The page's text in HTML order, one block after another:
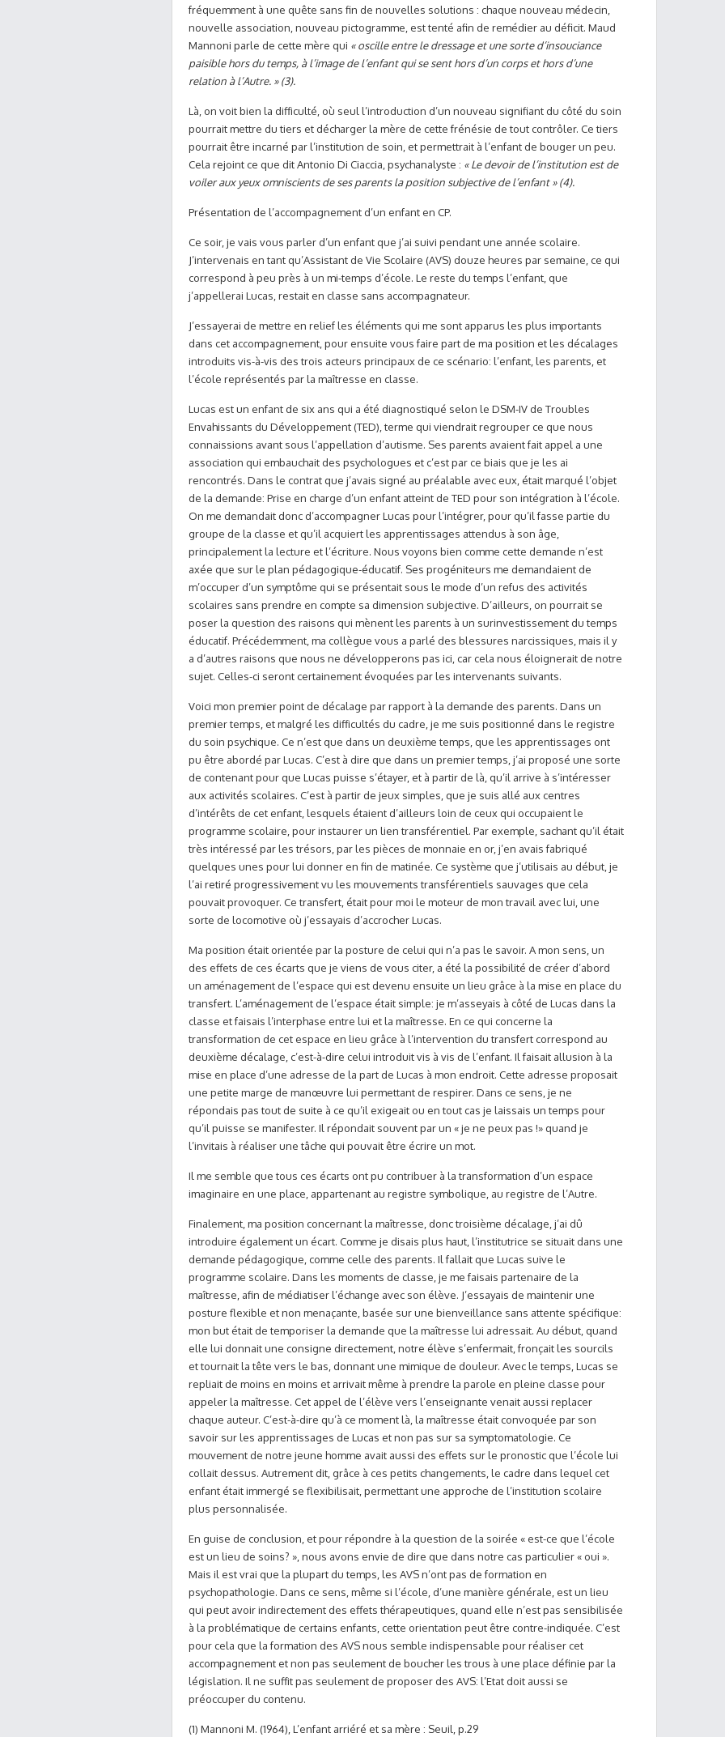
fréquemment à une quête sans fin de nouvelles solutions : chaque nouveau médecin,
nouvelle association, nouveau pictogramme, est tenté afin de remédier au déficit. Maud
Mannoni parle de cette mère qui « oscille entre le dressage et une sorte d’insouciance
paisible hors du temps, à l’image de l’enfant qui se sent hors d’un corps et hors d’une
relation à l’Autre. » (3).
Là, on voit bien la difficulté, où seul l’introduction d’un nouveau signifiant du côté du soin
pourrait mettre du tiers et décharger la mère de cette frénésie de tout contrôler. Ce tiers
pourrait être incarné par l’institution de soin, et permettrait à l’enfant de bouger un peu.
Cela rejoint ce que dit Antonio Di Ciaccia, psychanalyste : « Le devoir de l’institution est de
voiler aux yeux omniscients de ses parents la position subjective de l’enfant » (4).
Présentation de l’accompagnement d’un enfant en CP.
Ce soir, je vais vous parler d’un enfant que j’ai suivi pendant une année scolaire.
J’intervenais en tant qu’Assistant de Vie Scolaire (AVS) douze heures par semaine, ce qui
correspond à peu près à un mi-temps d’école. Le reste du temps l’enfant, que
j’appellerai Lucas, restait en classe sans accompagnateur.
J’essayerai de mettre en relief les éléments qui me sont apparus les plus importants
dans cet accompagnement, pour ensuite vous faire part de ma position et les décalages
introduits vis-à-vis des trois acteurs principaux de ce scénario: l’enfant, les parents, et
l’école représentés par la maîtresse en classe.
Lucas est un enfant de six ans qui a été diagnostiqué selon le DSM-IV de Troubles
Envahissants du Développement (TED), terme qui viendrait regrouper ce que nous
connaissions avant sous l’appellation d’autisme. Ses parents avaient fait appel a une
association qui embauchait des psychologues et c’est par ce biais que je les ai
rencontrés. Dans le contrat que j’avais signé au préalable avec eux, était marqué l’objet
de la demande: Prise en charge d’un enfant atteint de TED pour son intégration à l’école.
On me demandait donc d’accompagner Lucas pour l’intégrer, pour qu’il fasse partie du
groupe de la classe et qu’il acquiert les apprentissages attendus à son âge,
principalement la lecture et l’écriture. Nous voyons bien comme cette demande n’est
axée que sur le plan pédagogique-éducatif. Ses progéniteurs me demandaient de
m’occuper d’un symptôme qui se présentait sous le mode d’un refus des activités
scolaires sans prendre en compte sa dimension subjective. D’ailleurs, on pourrait se
poser la question des raisons qui mènent les parents à un surinvestissement du temps
éducatif. Précédemment, ma collègue vous a parlé des blessures narcissiques, mais il y
a d’autres raisons que nous ne développerons pas ici, car cela nous éloignerait de notre
sujet. Celles-ci seront certainement évoquées par les intervenants suivants.
Voici mon premier point de décalage par rapport à la demande des parents. Dans un
premier temps, et malgré les difficultés du cadre, je me suis positionné dans le registre
du soin psychique. Ce n’est que dans un deuxième temps, que les apprentissages ont
pu être abordé par Lucas. C’est à dire que dans un premier temps, j’ai proposé une sorte
de contenant pour que Lucas puisse s’étayer, et à partir de là, qu’il arrive à s’intéresser
aux activités scolaires. C’est à partir de jeux simples, que je suis allé aux centres
d’intérêts de cet enfant, lesquels étaient d’ailleurs loin de ceux qui occupaient le
programme scolaire, pour instaurer un lien transférentiel. Par exemple, sachant qu’il était
très intéressé par les trésors, par les pièces de monnaie en or, j’en avais fabriqué
quelques unes pour lui donner en fin de matinée. Ce système que j’utilisais au début, je
l’ai retiré progressivement vu les mouvements transférentiels sauvages que cela
pouvait provoquer. Ce transfert, était pour moi le moteur de mon travail avec lui, une
sorte de locomotive où j’essayais d’accrocher Lucas.
Ma position était orientée par la posture de celui qui n’a pas le savoir. A mon sens, un
des effets de ces écarts que je viens de vous citer, a été la possibilité de créer d’abord
un aménagement de l’espace qui est devenu ensuite un lieu grâce à la mise en place du
transfert. L’aménagement de l’espace était simple: je m’asseyais à côté de Lucas dans la
classe et faisais l’interphase entre lui et la maîtresse. En ce qui concerne la
transformation de cet espace en lieu grâce à l’intervention du transfert correspond au
deuxième décalage, c’est-à-dire celui introduit vis à vis de l’enfant. Il faisait allusion à la
mise en place d’une adresse de la part de Lucas à mon endroit. Cette adresse proposait
une petite marge de manœuvre lui permettant de respirer. Dans ce sens, je ne
répondais pas tout de suite à ce qu’il exigeait ou en tout cas je laissais un temps pour
qu’il puisse se manifester. Il répondait souvent par un « je ne peux pas !» quand je
l’invitais à réaliser une tâche qui pouvait être écrire un mot.
Il me semble que tous ces écarts ont pu contribuer à la transformation d’un espace
imaginaire en une place, appartenant au registre symbolique, au registre de l’Autre.
Finalement, ma position concernant la maîtresse, donc troisième décalage, j’ai dû
introduire également un écart. Comme je disais plus haut, l’institutrice se situait dans une
demande pédagogique, comme celle des parents. Il fallait que Lucas suive le
programme scolaire. Dans les moments de classe, je me faisais partenaire de la
maîtresse, afin de médiatiser l’échange avec son élève. J’essayais de maintenir une
posture flexible et non menaçante, basée sur une bienveillance sans attente spécifique:
mon but était de temporiser la demande que la maîtresse lui adressait. Au début, quand
elle lui donnait une consigne directement, notre élève s’enfermait, fronçait les sourcils
et tournait la tête vers le bas, donnant une mimique de douleur. Avec le temps, Lucas se
repliait de moins en moins et arrivait même à prendre la parole en pleine classe pour
appeler la maîtresse. Cet appel de l’élève vers l’enseignante venait aussi replacer
chaque auteur. C’est-à-dire qu’à ce moment là, la maîtresse était convoquée par son
savoir sur les apprentissages de Lucas et non pas sur sa symptomatologie. Ce
mouvement de notre jeune homme avait aussi des effets sur le pronostic que l’école lui
collait dessus. Autrement dit, grâce à ces petits changements, le cadre dans lequel cet
enfant était immergé se flexibilisait, permettant une approche de l’institution scolaire
plus personnalisée.
En guise de conclusion, et pour répondre à la question de la soirée « est-ce que l’école
est un lieu de soins? », nous avons envie de dire que dans notre cas particulier « oui ».
Mais il est vrai que la plupart du temps, les AVS n’ont pas de formation en
psychopathologie. Dans ce sens, même si l’école, d’une manière générale, est un lieu
qui peut avoir indirectement des effets thérapeutiques, quand elle n’est pas sensibilisée
à la problématique de certains enfants, cette orientation peut être contre-indiquée. C’est
pour cela que la formation des AVS nous semble indispensable pour réaliser cet
accompagnement et non pas seulement de boucher les trous à une place définie par la
législation. Il ne suffit pas seulement de proposer des AVS: l’Etat doit aussi se
préoccuper du contenu.
(1) Mannoni M. (1964), L’enfant arriéré et sa mère : Seuil, p.29